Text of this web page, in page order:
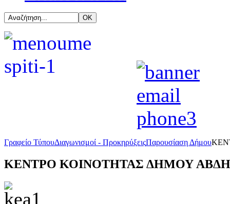
Γραφείο ΤύπουΔιαγωνισμοί - ΠροκηρύξειςΠαρουσίαση Δήμου
ΚΕΝΤΡΟ ΚΟΙΝΟΤΗΤΑΣ ΔΗΜΟΥ